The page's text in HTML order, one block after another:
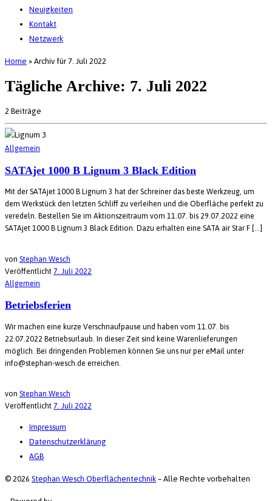
Neuigkeiten
Kontakt
Netzwerk
Home » Archiv für 7. Juli 2022
Tägliche Archive: 7. Juli 2022
2 Beiträge
Allgemein
SATAjet 1000 B Lignum 3 Black Edition
Mit der SATAjet 1000 B Lignum 3 hat der Schreiner das beste Werkzeug, um
dem Werkstück den letzten Schliff zu verleihen und die Oberfläche perfekt zu
veredeln. Bestellen Sie im Aktionszeitraum vom 11.07. bis 29.07.2022 eine
SATAjet 1000 B Lignum 3 Black Edition. Dazu erhalten eine SATA air Star F […]
von Stephan Wesch
Veröffentlicht 7. Juli 2022
Allgemein
Betriebsferien
Wir machen eine kurze Verschnaufpause und haben vom 11.07. bis
22.07.2022 Betriebsurlaub. In dieser Zeit sind keine Warenlieferungen
möglich. Bei dringenden Problemen können Sie uns nur per eMail unter
info@stephan-wesch.de erreichen.
von Stephan Wesch
Veröffentlicht 7. Juli 2022
Impressum
Datenschutzerklärung
AGB
© 2026 Stephan Wesch Oberflächentechnik – Alle Rechte vorbehalten